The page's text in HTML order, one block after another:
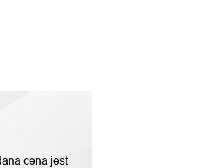
cena jest